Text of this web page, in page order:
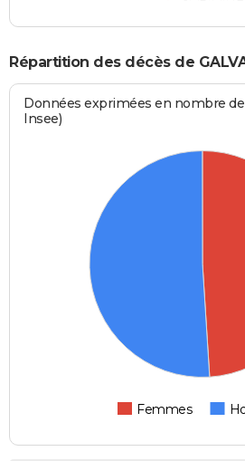
Répartition des décès de
Données exprimées en nombre de
Insee)
Femmes